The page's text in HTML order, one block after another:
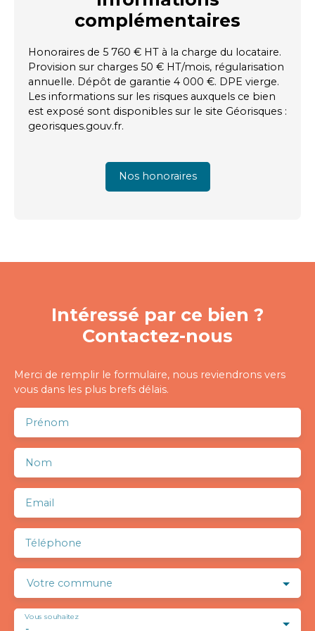
complémentaires
Honoraires de 5 760 € HT à la charge du locataire.
Provision sur charges 50 € HT/mois, régularisation
annuelle. Dépôt de garantie 4 000 €. DPE vierge.
Les informations sur les risques auxquels ce bien
est exposé sont disponibles sur le site Géorisques :
georisques.gouv.fr.
Nos honoraires
Intéressé par ce bien ?
Contactez-nous
Merci de remplir le formulaire, nous reviendrons vers
vous dans les plus brefs délais.
Prénom
Nom
Email
Téléphone
Votre commune
Vous souhaitez